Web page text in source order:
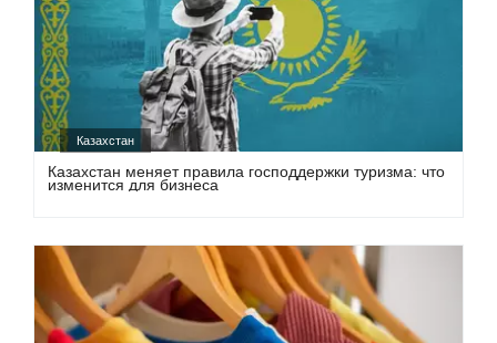
Казахстан
Казахстан меняет правила господдержки туризма: что
изменится для бизнеса